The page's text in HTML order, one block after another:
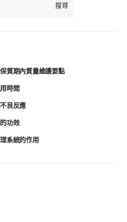
搜尋
質期內質量維護要點
時間
良反應
功效
系統的作用